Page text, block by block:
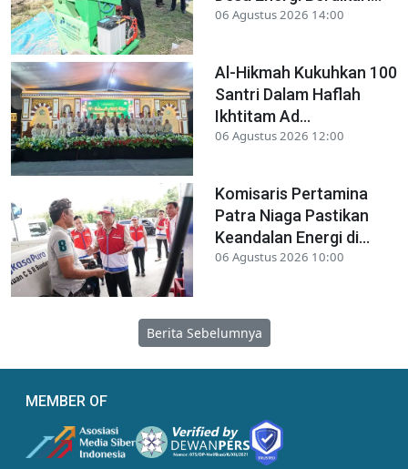
06 Agustus 2026 14:00
Al-Hikmah Kukuhkan 100
Santri Dalam Haflah
Ikhtitam Ad...
06 Agustus 2026 12:00
Komisaris Pertamina
Patra Niaga Pastikan
Keandalan Energi di...
06 Agustus 2026 10:00
Berita Sebelumnya
MEMBER OF